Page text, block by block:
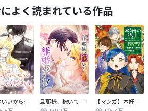
よく読まれている作品
後悔はいいから殺してください
旦那様、稼いで離婚させていただきます！
【マンガ】本好きの下剋上 第四部